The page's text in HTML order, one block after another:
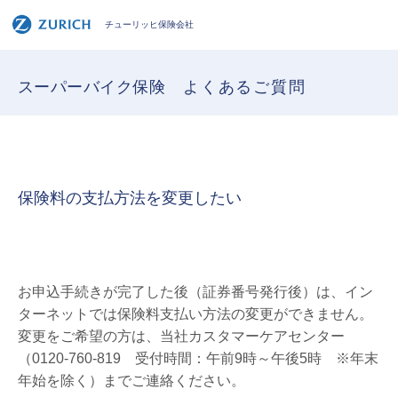
チューリッヒ保険会社
スーパーバイク保険 よくあるご質問
保険料の支払方法を変更したい
お申込手続きが完了した後（証券番号発行後）は、イン
ターネットでは保険料支払い方法の変更ができません。
変更をご希望の方は、当社カスタマーケアセンター
（0120-760-819 受付時間：午前9時～午後5時 ※年末
年始を除く）までご連絡ください。